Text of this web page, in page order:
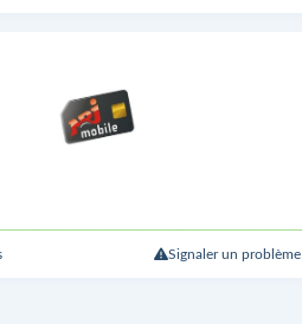
Signaler un problème